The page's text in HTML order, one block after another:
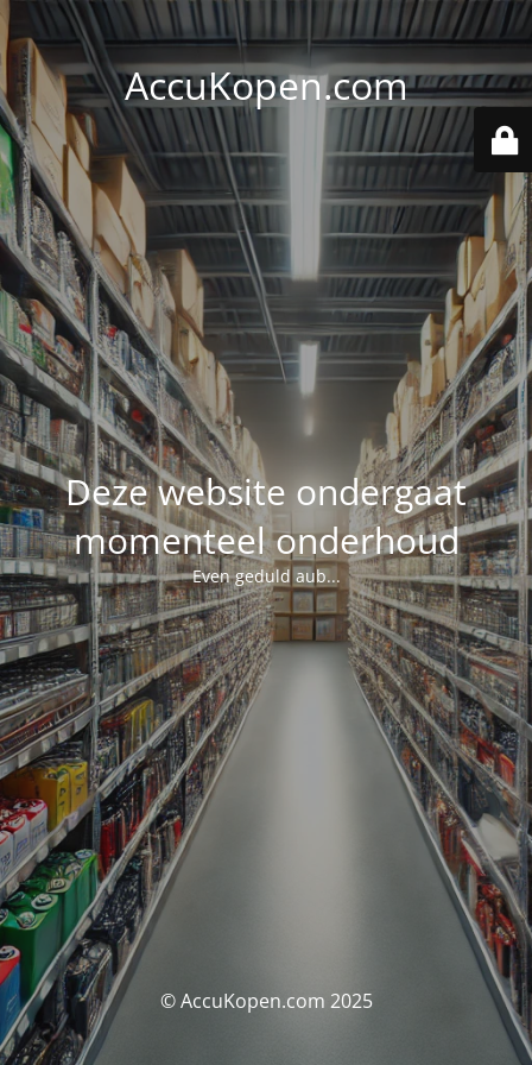
AccuKopen.com
Deze website ondergaat
momenteel onderhoud
Even geduld aub...
© AccuKopen.com 2025